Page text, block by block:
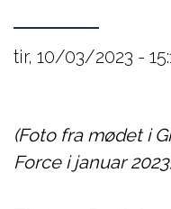
tir, 10/03/2023 -
(Foto fra mødet i
Force i januar